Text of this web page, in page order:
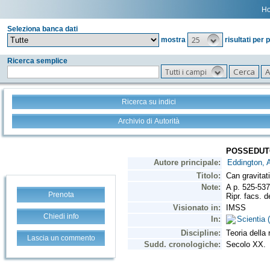
Seleziona banca dati
mostra
25 risultati per
Ricerca semplice
Tutti i campi
Ricerca su indici
Archivio di Autorità
Prenota
Chiedi info
Lascia un commento